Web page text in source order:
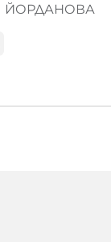
ЙОРДАНОВА